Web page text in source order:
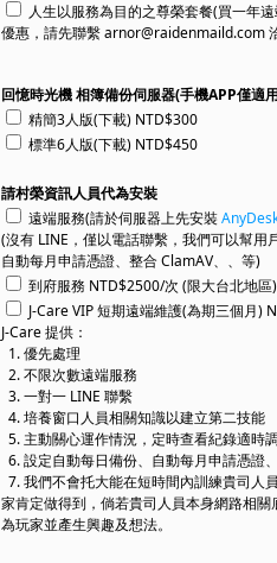
人生以服務為目的之尊榮套餐(買一年
優惠，請先聯繫 arnor@raidenmaild.com
回憶時光機 相簿備份伺服器(手機APP僅適
精簡3人版(下載) NTD$300
標準6人版(下載) NTD$450
請村榮資訊人員代為安裝
遠端服務(請於伺服器上先安裝
(沒有 LINE，僅以電話聯繫，我們可以幫用
自動每月申請憑證、整合 ClamAV、、等)
到府服務 NTD$2500/次 (限大台北地區)
J-Care VIP 短期遠端維護(為期三個月)
J-Care 提供：
1. 優先處理
2. 不限次數遠端服務
3. 一對一 LINE 聯繫
4. 培養窗口人員相關知識以建立第二技能
5. 主動關心運作情況，定時查看紀錄適時
6. 設定自動每日備份、自動每月申請憑證
7. 我們不會托大能在短時間內訓練貴司人
家肯定做得到，倘若貴司人員本身網路相
為玩家並產生興趣及想法。